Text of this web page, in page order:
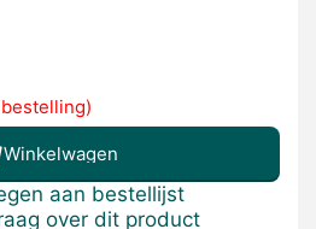
Winkelwagen
aan bestellijst
over dit product